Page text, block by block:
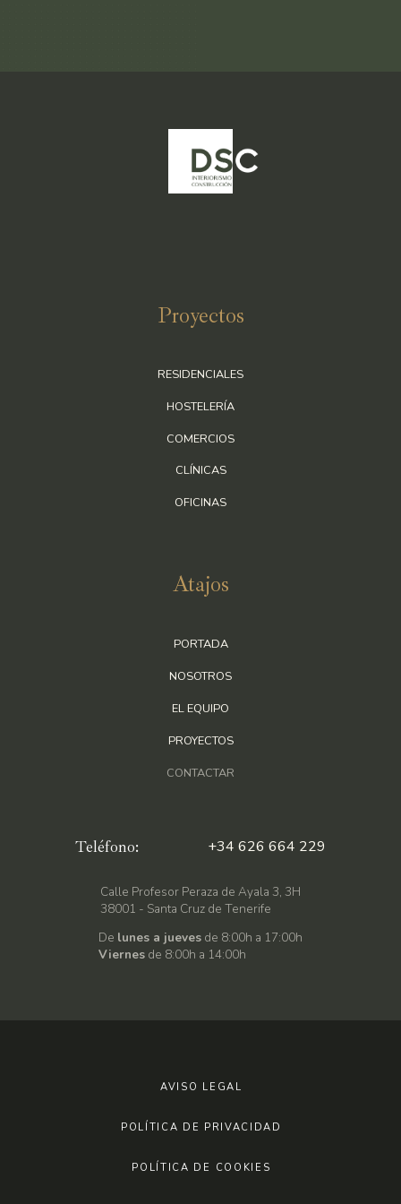
Proyectos
RESIDENCIALES
HOSTELERÍA
COMERCIOS
CLÍNICAS
OFICINAS
Atajos
PORTADA
NOSOTROS
EL EQUIPO
PROYECTOS
CONTACTAR
Teléfono: +34 626 664 229
Calle Profesor Peraza de Ayala 3, 3H
38001 - Santa Cruz de Tenerife
De lunes a jueves de 8:00h a 17:00h
Viernes de 8:00h a 14:00h
AVISO LEGAL
POLÍTICA DE PRIVACIDAD
POLÍTICA DE COOKIES